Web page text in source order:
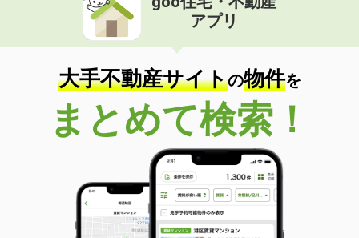
アプリ
大手不動産サイトの物件を
まとめて検索！